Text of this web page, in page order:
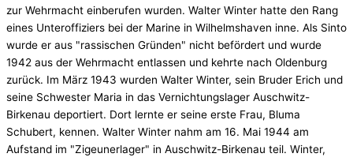
zur Wehrmacht einberufen wurden. Walter Winter hatte den Rang
eines Unteroffiziers bei der Marine in Wilhelmshaven inne. Als Sinto
wurde er aus "rassischen Gründen" nicht befördert und wurde
1942 aus der Wehrmacht entlassen und kehrte nach Oldenburg
zurück. Im März 1943 wurden Walter Winter, sein Bruder Erich und
seine Schwester Maria in das Vernichtungslager Auschwitz-
Birkenau deportiert. Dort lernte er seine erste Frau, Bluma
Schubert, kennen. Walter Winter nahm am 16. Mai 1944 am
Aufstand im "Zigeunerlager" in Auschwitz-Birkenau teil. Winter,